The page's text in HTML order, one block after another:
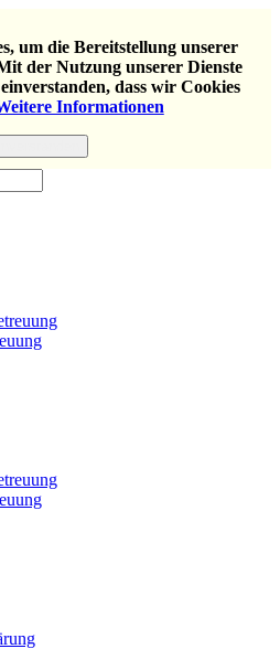
um die Bereitstellung unserer
der Nutzung unserer Dienste
dass wir Cookies
Informationen